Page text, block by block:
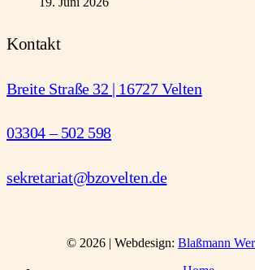
Kontakt
Breite Straße 32 | 16727 Velten
03304 – 502 598
sekretariat@bzovelten.de
© 2026 | Webdesign: Blaßmann